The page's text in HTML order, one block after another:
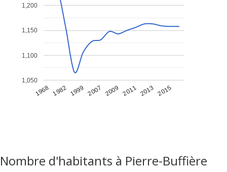
1968 1982 1999 2007 2009 2011 2013 2015
1,050
1,100
1,150
1,200
Nombre d'habitants à Pierre-Buffière